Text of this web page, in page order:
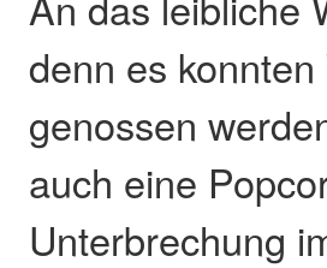
denn es
genossen
auch eine
Unterbrechung